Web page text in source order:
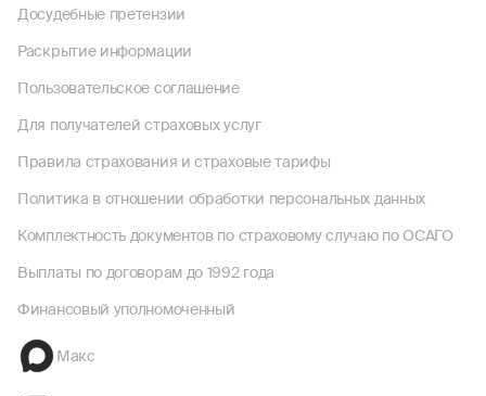
Досудебные претензии
Раскрытие информации
Пользовательское соглашение
Для получателей страховых услуг
Правила страхования и страховые тарифы
Политика в отношении обработки персональных данных
Комплектность документов по страховому случаю по ОСАГО
Выплаты по договорам до 1992 года
Финансовый уполномоченный
Макс